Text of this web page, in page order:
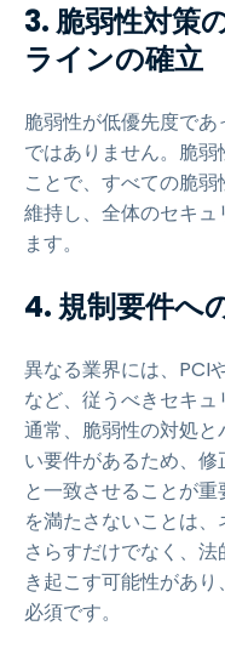
3.脆弱性対策
ラインの確立
脆弱性が低優先度で
ではありません。脆
ことで、すべての脆
維持し、全体のセキ
ます。
4.規制要件へ
異なる業界には、PCI
など、従うべきセキ
通常、脆弱性の対処
い要件があるため、
と一致させることが重
を満たさないことは
さらすだけでなく、
き起こす可能性があ
必須です。